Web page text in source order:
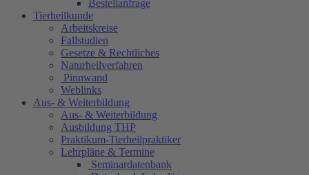
Bestellanfrage
Tierheilkunde
Arbeitskreise
Fallstudien
Gesetze & Rechtliches
Naturheilverfahren
Pinnwand
Weblinks
Aus- & Weiterbildung
Aus- & Weiterbildung
Ausbildung THP
Praktikum-Tierheilpraktiker
Lehrpläne & Termine
Seminardatenbank